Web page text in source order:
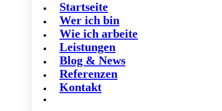
Startseite
Wer ich bin
Wie ich arbeite
Leistungen
Blog & News
Referenzen
Kontakt